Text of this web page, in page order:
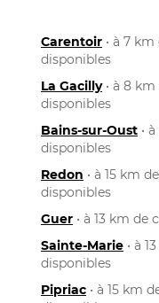
Carentoir • à 7
disponibles
La Gacilly• à 8 km
disponibles
Bains-sur-Oust •
disponibles
Redon • à 15 km
disponibles
Guer • à 13 km de
Sainte-Marie • à
disponibles
Pipriac • à 15 km